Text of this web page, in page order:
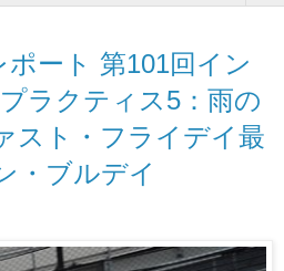
ポート 第101回イン
ラクティス5：雨の
スト・フライデイ最
・ブルデイ